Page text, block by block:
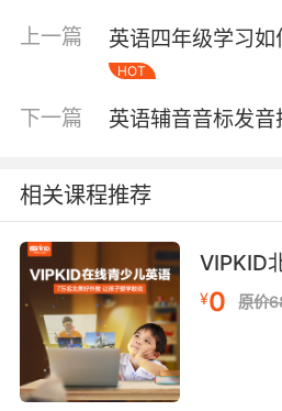
要及时地进行复习，因为
英语快速学习的方法之听力
的练习没有捷径，建议大家
的视频或者歌曲，反复听
学习英语一定要把握住学
可以说是孩子记忆力和接
因此在这个时候可以多给孩
来听。
英语快速学习的方法之阅读：
上一篇 英语四年级学习如
HOT
下一篇 英语辅音音标发音
相关课程推荐
VIPKID
¥0 原价